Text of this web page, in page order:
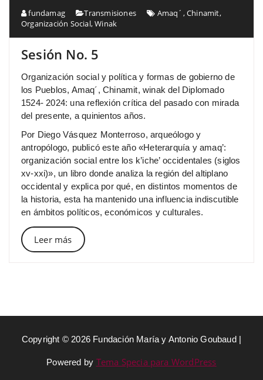
fundamag Transmisiones Amaq´ ,Chinamit,
Organización Social,Winak
Sesión No. 5
Organización social y política y formas de gobierno de
los Pueblos, Amaq´, Chinamit, winak del Diplomado
1524- 2024: una reflexión crítica del pasado con mirada
del presente, a quinientos años.
Por Diego Vásquez Monterroso, arqueólogo y
antropólogo, publicó este año «Heterarquía y amaq’:
organización social entre los k’iche’ occidentales (siglos
xv-xxi)», un libro donde analiza la región del altiplano
occidental y explica por qué, en distintos momentos de
la historia, esta ha mantenido una influencia indiscutible
en ámbitos políticos, económicos y culturales.
Leer más
Copyright © 2026 Fundación María y Antonio Goubaud |
Powered by Tema Specia para WordPress